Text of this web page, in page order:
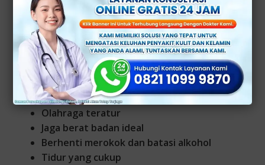
1. Perubahan Gaya Hidup Sehat
Ini adalah kunci dari setiap rencana pengobatan.
Oleh karena itu, penting untuk menerapkan gaya
hidup sehat seperti:
Pola makan sehat
Olahraga teratur
Jaga berat badan ideal
Berhenti merokok dan batasi alkohol
Tidur yang cukup